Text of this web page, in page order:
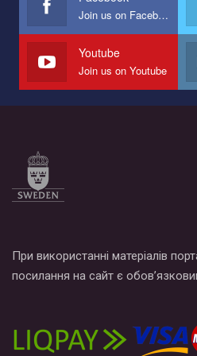
Join us on Facebook
Youtube
Join us on Youtube
При використанні матеріалів
посилання на сайт є